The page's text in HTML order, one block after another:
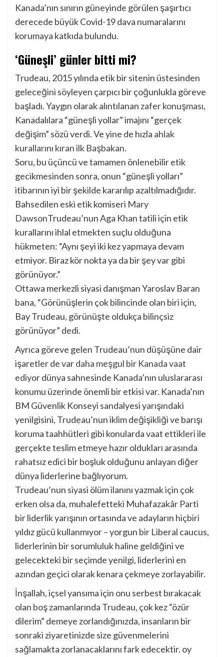
Kanada’nın sınırın güneyinde görülen şaşırtıcı
derecede büyük Covid-19 dava numaralarını
korumaya katkıda bulundu.
‘Güneşli’ günler bitti mi?
Trudeau, 2015 yılında etik bir sitenin üstesinden
geleceğini söyleyen çarpıcı bir çoğunlukla göreve
başladı. Yaygın olarak alıntılanan zafer konuşması,
Kanadalılara “güneşli yollar” imajını “gerçek
değişim” sözü verdi. Ve yine de hızla ahlak
kurallarını kıran ilk Başbakan.
Soru, bu üçüncü ve tamamen önlenebilir etik
gecikmesinden sonra, onun “güneşli yolları”
itibarının iyi bir şekilde kararılıp azaltılmadığıdır.
Bahsedilen eski etik komiseri Mary
DawsonTrudeau’nun Aga Khan tatili için etik
kurallarını ihlal etmekten suçlu olduğuna
hükmeten: “Aynı şeyi iki kez yapmaya devam
etmiyor. Biraz kör nokta ya da bir şey var gibi
görünüyor.”
Ottawa merkezli siyasi danışman Yaroslav Baran
bana, “Görünüşlerin çok bilincinde olan biri için,
Bay Trudeau, görünüşte oldukça bilinçsiz
görünüyor” dedi.
Ayrıca göreve gelen Trudeau’nun düşüşüne dair
işaretler de vardaha meşgul bir Kanada vaat
ediyordünya sahnesinde Kanada’nın uluslararası
konumu üzerinde önemli bir etkisi var. Kanada’nın
BM Güvenlik Konseyi sandalyesi yarışındaki
yenilgisini, Trudeau’nun iklim değişikliği ve barışı
koruma taahhütleri gibi konularda vaat ettikleri ile
gerçekte teslim etmeye hazır oldukları arasında
rahatsız edici bir boşluk olduğunu anlayan diğer
dünya liderlerine bağlıyorum.
Trudeau’nun siyasi ölüm ilanını yazmak için çok
erken olsa da, muhalefetteki Muhafazakâr Parti
bir liderlik yarışının ortasında ve adayların hiçbiri
yıldız gücü kullanmıyor – yorgun bir Liberal caucus,
liderlerinin bir sorumluluk haline geldiğini ve
gelecekteki bir seçimde yenilgi, liderlerini en
azından geçici olarak kenara çekmeye zorlayabilir.
İnşallah, içsel yansıma için onu serbest bırakacak
olan boş zamanlarında Trudeau, çok kez “özür
dilerim” demeye zorlandığınızda, insanların bir
sonraki ziyaretinizde size güvenmelerini
sağlamakta zorlanacaklarını fark edecektir. oy